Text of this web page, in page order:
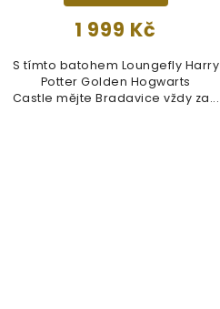
1 999 Kč
S tímto batohem Loungefly Harry
Potter Golden Hogwarts
Castle mějte Bradavice vždy za...